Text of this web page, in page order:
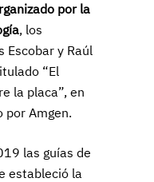
por la
, los
Escobar y Raúl
“El
la placa”, en
por Amgen.
las guías de
estableció la